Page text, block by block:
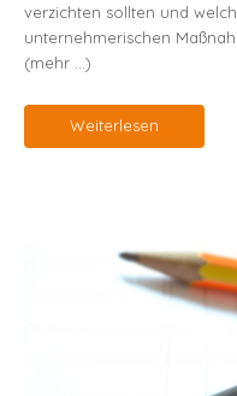
verzichten sollten und
unternehmerischen
(mehr …)
Weiterlesen